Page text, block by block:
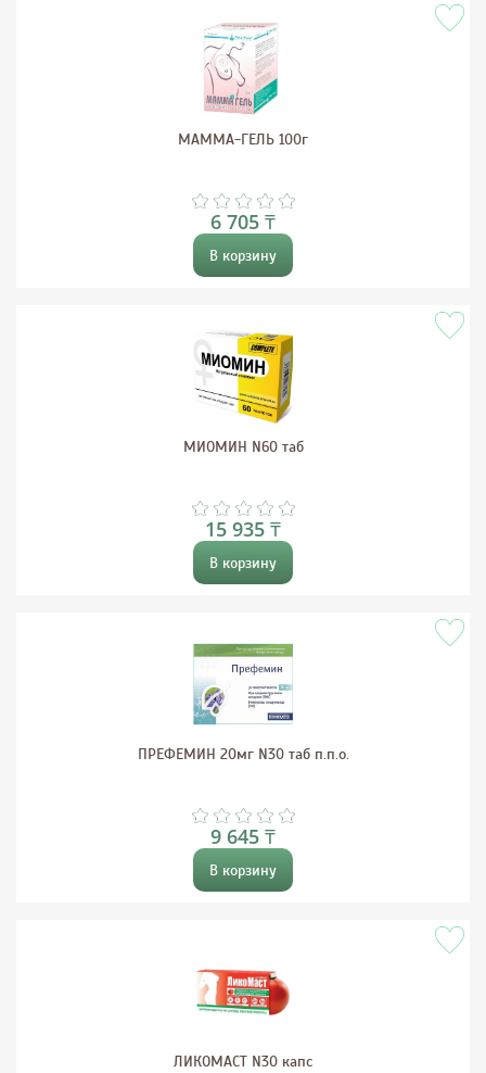
МАММА-ГЕЛЬ 100г
6 705 ₸
В корзину
МИОМИН N60 таб
15 935 ₸
В корзину
ПРЕФЕМИН 20мг N30 таб п.п.о.
9 645 ₸
В корзину
ЛИКОМАСТ N30 капс